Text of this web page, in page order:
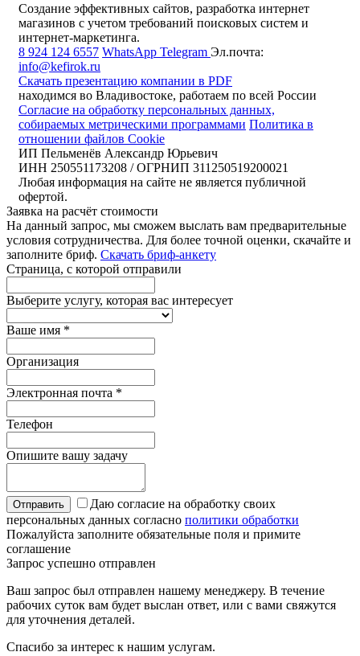
Создание эффективных сайтов, разработка интернет
магазинов с учетом требований поисковых систем и
интернет-маркетинга.
8 924 124 6557 WhatsApp Telegram Эл.почта:
info@kefirok.ru
Скачать презентацию компании в PDF
находимся во Владивостоке, работаем по всей России
Согласие на обработку персональных данных,
собираемых метрическими программами Политика в
отношении файлов Cookie
ИП Пельменёв Александр Юрьевич
ИНН 250551173208 / ОГРНИП 311250519200021
Любая информация на сайте не является публичной
офертой.
Заявка на расчёт стоимости
На данный запрос, мы сможем выслать вам предварительные
условия сотрудничества. Для более точной оценки, скачайте и
заполните бриф. Скачать бриф-анкету
Страница, с которой отправили
Выберите услугу, которая вас интересует
Ваше имя *
Организация
Электронная почта *
Телефон
Опишите вашу задачу
Даю согласие на обработку своих
персональных данных согласно политики обработки
Пожалуйста заполните обязательные поля и примите
соглашение
Запрос успешно отправлен
Ваш запрос был отправлен нашему менеджеру. В течение
рабочих суток вам будет выслан ответ, или с вами свяжутся
для уточнения деталей.
Спасибо за интерес к нашим услугам.